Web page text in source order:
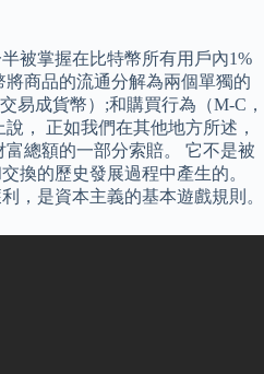
被掌握在比特幣所有用戶內1%
商品的流通分解為兩個單獨的
易成貨幣）;和購買行為（M-C，
， 正如我們在其他地方所述，
總額的一部分索賠。 它不是被
換的歷史發展過程中產生的。
，是資本主義的基本遊戲規則。